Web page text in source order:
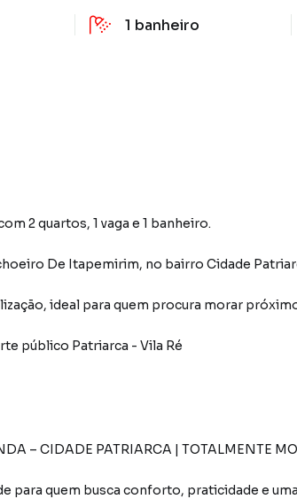
1 banheiro
2 quartos, 1 vaga e 1 banheiro.
De Itapemirim, no bairro Cidade
ideal para quem procura morar
público Patriarca - Vila Ré
– CIDADE PATRIARCA | TOTALMENTE
para quem busca conforto, praticidade e